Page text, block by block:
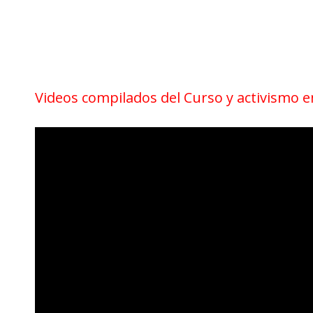
Videos compilados del Curso y activismo